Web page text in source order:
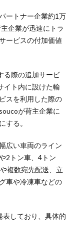
ートナー企業約1万
企業が迅速にトラ
ービスの付加価値
る際の追加サービ
イト内に設けた輸
スを利用した際の
が荷主企業に
する。
広い車両のライン
2トン車、4トン
複数宛先配送、立
車や冷凍車などの
しており、具体的